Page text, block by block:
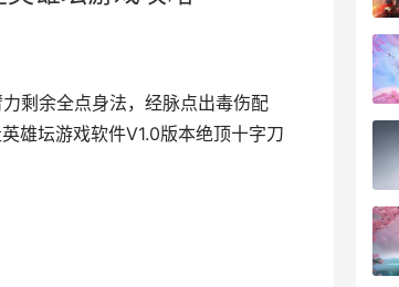
剩余全点身法，经脉点出毒伤配
雄坛游戏软件V1.0版本绝顶十字刀